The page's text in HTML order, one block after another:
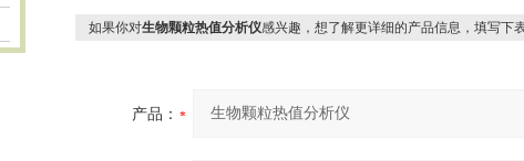
如果你对生物颗粒热值分析仪感兴趣，想了解更详细的产品信息，填写下
产品：